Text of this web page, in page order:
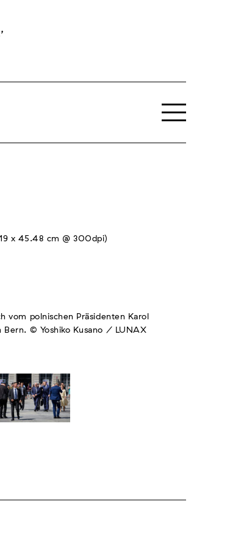
x 45.48 cm @ 300dpi)
vom polnischen Präsidenten Karol
Bern. © Yoshiko Kusano / LUNAX